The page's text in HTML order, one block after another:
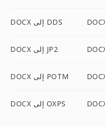
DOCX إلى DDS
DOCX إلى JP2
DOCX إلى POTM
DOCX إلى OXPS